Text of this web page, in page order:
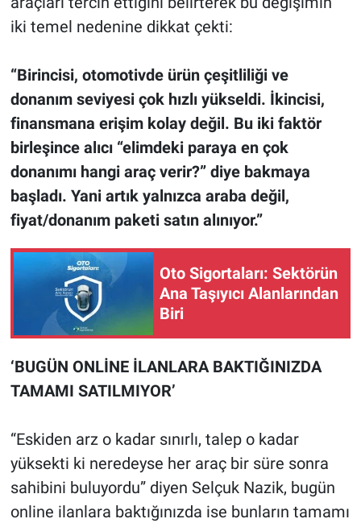
iki temel nedenine dikkat çekti:
“Birincisi, otomotivde ürün çeşitliliği ve
donanım seviyesi çok hızlı yükseldi. İkincisi,
finansmana erişim kolay değil. Bu iki faktör
birleşince alıcı “elimdeki paraya en çok
donanımı hangi araç verir?” diye bakmaya
başladı. Yani artık yalnızca araba değil,
fiyat/donanım paketi satın alınıyor.”
Oto Sigortaları: Sektörün
Ana Taşıyıcı Alanlarından
Biri
‘BUGÜN ONLİNE İLANLARA BAKTIĞINIZDA
TAMAMI SATILMIYOR’
“Eskiden arz o kadar sınırlı, talep o kadar
yüksekti ki neredeyse her araç bir süre sonra
sahibini buluyordu” diyen Selçuk Nazik, bugün
online ilanlara baktığınızda ise bunların tamamı